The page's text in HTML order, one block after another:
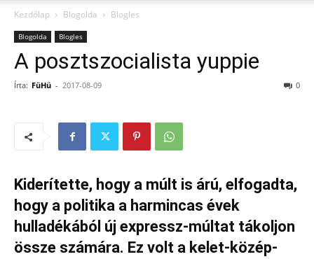
Kezdőlap Blogolda Blogles
Blogolda Blogles
A posztszocialista yuppie
Írta: FüHü - 2017-08-09 0
Kiderítette, hogy a múlt is árú, elfogadta,
hogy a politika a harmincas évek
hulladékából új expressz-múltat tákoljon
össze számára. Ez volt a kelet-közép-